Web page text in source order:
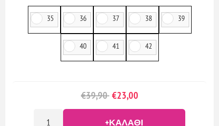
35 36 37 38 39
40 41 42
€39,90 €23,00
+ΚΑΛΆΘΙ